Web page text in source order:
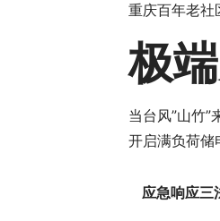
重庆百年老社
极
当台风”山竹
开启满负荷储
应急响应三